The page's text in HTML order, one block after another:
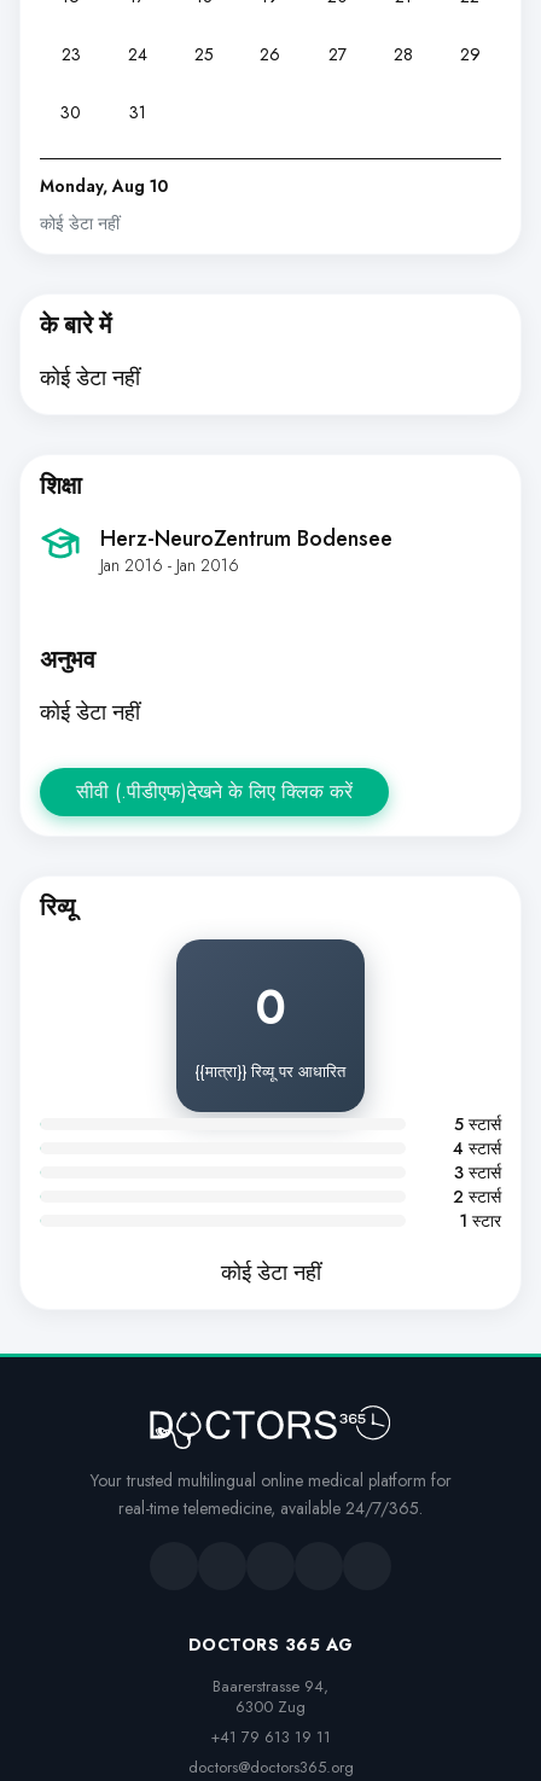
23 24 25 26 27 28 29
30 31
Monday, Aug 10
कोई डेटा नहीं
के बारे में
कोई डेटा नहीं
शिक्षा
Herz-NeuroZentrum Bodensee
Jan 2016 - Jan 2016
अनुभव
कोई डेटा नहीं
सीवी (.पीडीएफ)देखने के लिए क्लिक करें
रिव्यू
0
{{मात्रा}} रिव्यू पर आधारित
5 स्टार्स
4 स्टार्स
3 स्टार्स
2 स्टार्स
1 स्टार
कोई डेटा नहीं
Your trusted multilingual online medical platform for
real-time telemedicine, available 24/7/365.
DOCTORS 365 AG
Baarerstrasse 94,
6300 Zug
+41 79 613 19 11
doctors@doctors365.org